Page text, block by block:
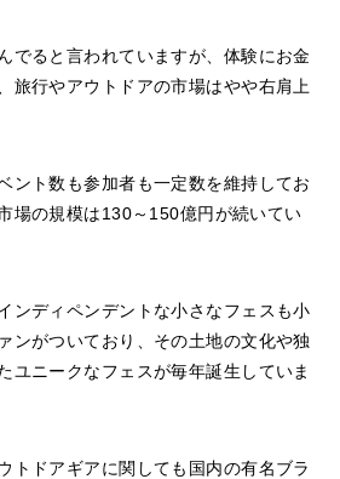
でると言われていますが、体験にお金
旅行やアウトドアの市場はやや右肩上
ント数も参加者も一定数を維持してお
場の規模は130～150億円が続いてい
ンディペンデントな小さなフェスも小
ンがついており、その土地の文化や独
ユニークなフェスが毎年誕生していま
トドアギアに関しても国内の有名ブラ